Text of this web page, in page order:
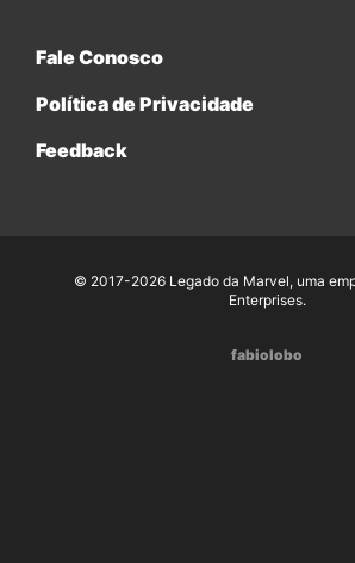
Fale Conosco
Política de Privacidade
Feedback
© 2017-2026 Legado da Marvel, uma
Enterprises.
fabiolobo